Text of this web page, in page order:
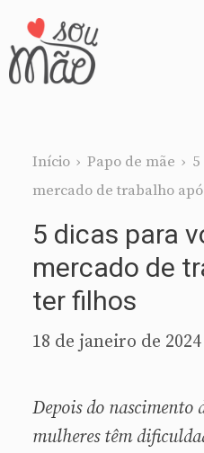
Pular
para
Início › Papo de mãe ›
mercado de trabalho
5 dicas para
mercado de
ter filhos
18 de janeiro de 2024
Depois do
mulheres têm